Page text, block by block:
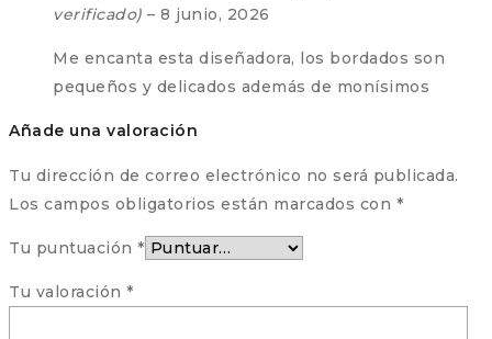
verificado) – 8 junio, 2026
Me encanta esta diseñadora, los bordados son
pequeños y delicados además de monísimos
Añade una valoración
Tu dirección de correo electrónico no será publicada.
Los campos obligatorios están marcados con *
Tu puntuación *
Tu valoración *